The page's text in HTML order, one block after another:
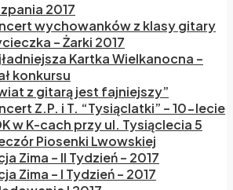
2017
wychowanków z klasy gitary
– Żarki 2017
Kartka Wielkanocna –
konkursu
z gitarą jest fajniejszy”
Z.P. i T. “Tysiąclatki” – 10-lecie
w K-cach przy ul. Tysiąclecia 5
Piosenki Lwowskiej
Zima – II Tydzień – 2017
Zima – I Tydzień – 2017